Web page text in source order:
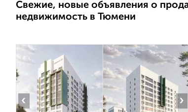
Свежие, новые объявления о
недвижимость в Тюмени
‹ ›